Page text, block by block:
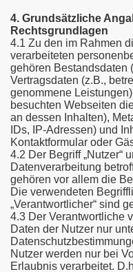
4. Grundsätzliche
Rechtsgrundlagen
4.1 Zu den im Rahmen
verarbeiteten
gehören Bestandsdaten
Vertragsdaten (z.B.,
genommene
besuchten Webseiten
an dessen Inhalten),
IDs, IP-Adressen) und
Kontaktformular oder
4.2 Der Begriff „Nutzer“
Datenverarbeitung
gehören vor allem die
Die verwendeten
„Verantwortlicher“ sind
4.3 Der Verantwortliche
Daten der Nutzer nur
Nutzer werden nur bei
Erlaubnis verarbeitet.